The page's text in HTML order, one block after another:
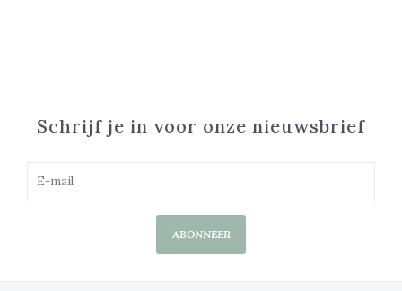
Schrijf je in voor onze nieuwsbrief
ABONNEER